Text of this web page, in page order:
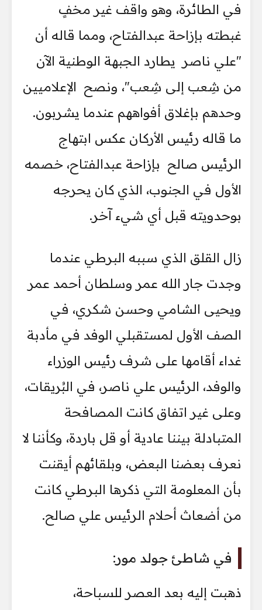
في الطائرة، وهو واقف غير مخفٍ
غبطته بإزاحة عبدالفتاح، ومما قاله أن
"علي ناصر يطارد الجبهة الوطنية الآن
من شِعب إلى شِعب"، ونصح الإعلاميين
وحدهم بإغلاق أفواههم عندما يشربون.
ما قاله رئيس الأركان عكس ابتهاج
الرئيس صالح بإزاحة عبدالفتاح، خصمه
الأول في الجنوب، الذي كان يحرجه
بوحدويته قبل أي شيء آخر.
زال القلق الذي سببه البرطي عندما
وجدت جار الله عمر وسلطان أحمد عمر
ويحيى الشامي وحسن شكري، في
الصف الأول لمستقبلي الوفد في مأدبة
غداء أقامها على شرف رئيس الوزراء
والوفد، الرئيس علي ناصر، في البُريقات،
وعلى غير اتفاق كانت المصافحة
المتبادلة بيننا عادية أو قل باردة، وكأننا لا
نعرف بعضنا البعض، وبلقائهم أيقنت
بأن المعلومة التي ذكرها البرطي كانت
من أضعاث أحلام الرئيس علي صالح.
في شاطئ جولد مور:
ذهبت إليه بعد العصر للسباحة،